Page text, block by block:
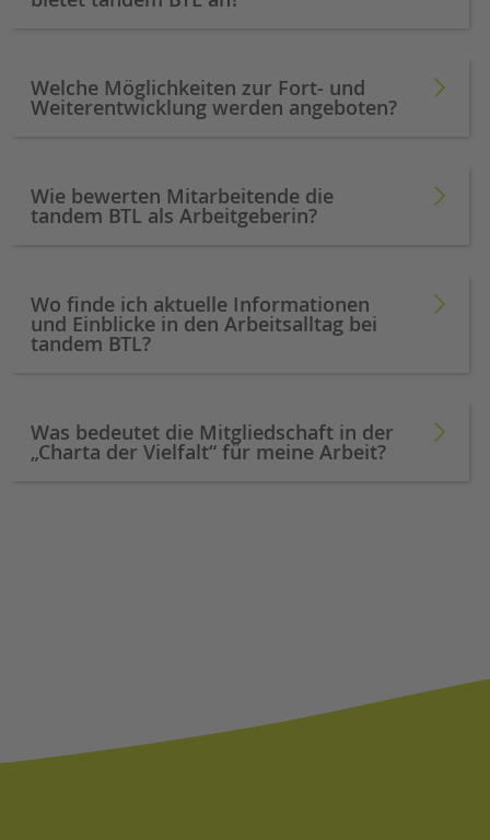
Welche Möglichkeiten zur Fort- und
Weiterentwicklung werden angeboten?
Wie bewerten Mitarbeitende die
tandem BTL als Arbeitgeberin?
Wo finde ich aktuelle Informationen
und Einblicke in den Arbeitsalltag bei
tandem BTL?
Was bedeutet die Mitgliedschaft in der
„Charta der Vielfalt“ für meine Arbeit?